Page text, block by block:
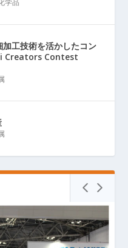
工技術を活かしたコン
Creators Contest